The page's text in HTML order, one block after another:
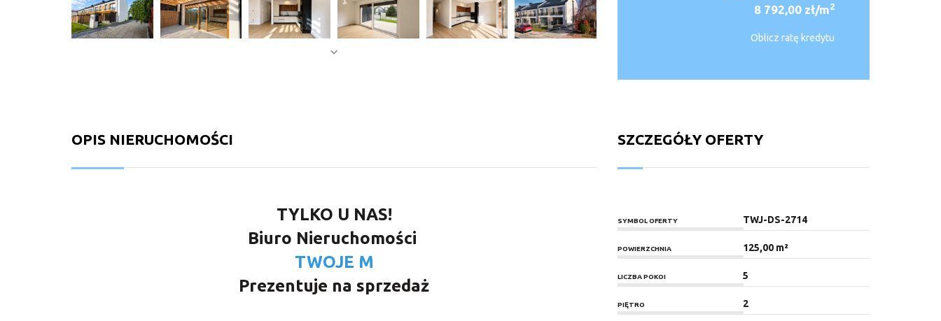
8 792,00 zł/m2
Oblicz ratę kredytu
OPIS NIERUCHOMOŚCI
TYLKO U NAS!
Biuro Nieruchomości
TWOJE M
Prezentuje na sprzedaż
SZCZEGÓŁY OFERTY
SYMBOL OFERTY TWJ-DS-2714
POWIERZCHNIA 125,00 m²
LICZBA POKOI 5
PIĘTRO 2